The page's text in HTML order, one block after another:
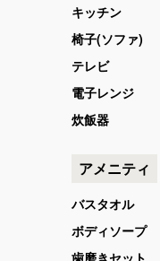
キッチン
椅子(ソファ)
テレビ
電子レンジ
炊飯器
アメニティ
バスタオル
ボディソープ
歯磨きセット